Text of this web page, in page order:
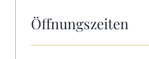
Öffnungszeiten